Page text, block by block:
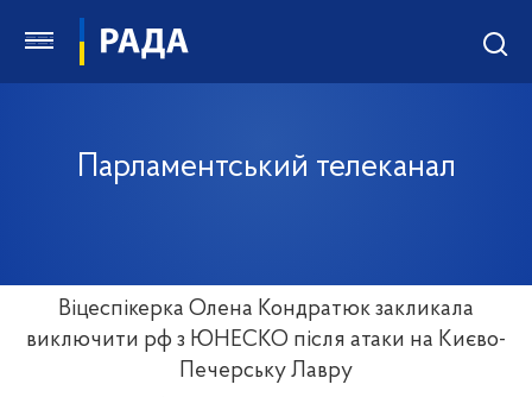
Парламентський телеканал
Віцеспікерка Олена Кондратюк закликала
виключити рф з ЮНЕСКО після атаки на Києво-
Печерську Лавру